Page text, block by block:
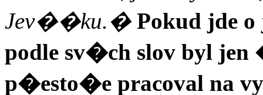
Jev��ku.�Pokud jde o
podle sv�ch slov byl
p�esto�e pracoval na